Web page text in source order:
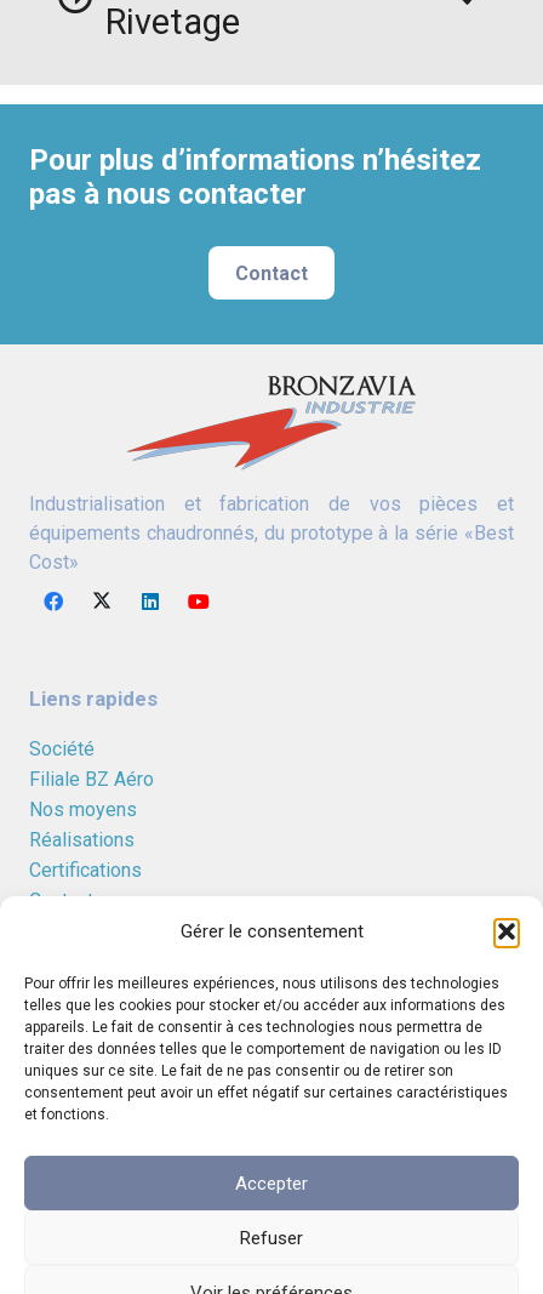
Gérer le consentement
Pour offrir les meilleures expériences, nous utilisons des technologies
telles que les cookies pour stocker et/ou accéder aux informations des
appareils. Le fait de consentir à ces technologies nous permettra de
traiter des données telles que le comportement de navigation ou les ID
uniques sur ce site. Le fait de ne pas consentir ou de retirer son
consentement peut avoir un effet négatif sur certaines caractéristiques
et fonctions.
Accepter
Refuser
Rivetage
Pour plus d’informations n’hésitez
pas à nous contacter
Contact
Industrialisation et fabrication de vos pièces et
équipements chaudronnés, du prototype à la série «Best
Cost»
Liens rapides
Société
Filiale BZ Aéro
Nos moyens
Réalisations
Certifications
Contact
Nos solutions
Découpe
Formage
Assemblage
Index égalité professionnelle entre les Femmes et les
Hommes au titre de l’année 2025 -> 40/45 points